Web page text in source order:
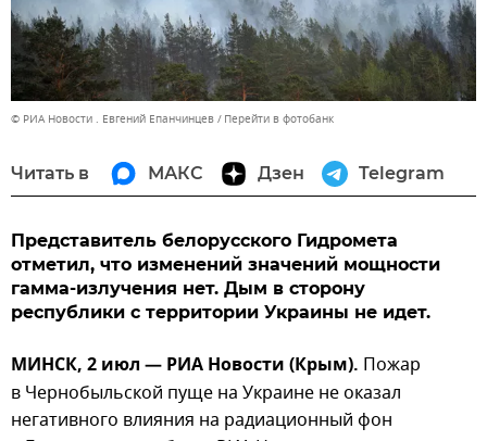
© РИА Новости . Евгений Епанчинцев Перейти в фотобанк
Читать в МАКС Дзен Telegram
Представитель белорусского Гидромета
отметил, что изменений значений мощности
гамма-излучения нет. Дым в сторону
республики с территории Украины не идет.
МИНСК, 2 июл — РИА Новости (Крым). Пожар
в Чернобыльской пуще на Украине не оказал
негативного влияния на радиационный фон